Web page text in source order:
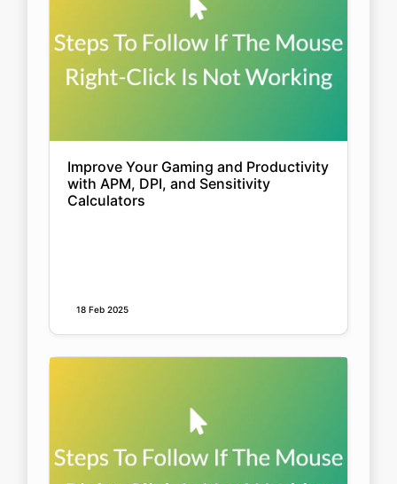
Improve Your Gaming and Productivity
with APM, DPI, and Sensitivity
Calculators
18 Feb 2025